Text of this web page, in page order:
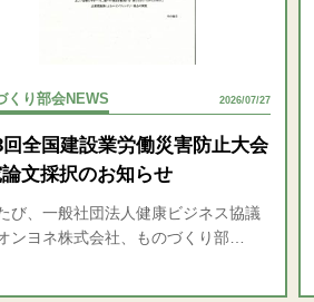
くり部会NEWS 2026/07/27
回全国建設業労働災害防止大会
文採択のお知らせ
び、一般社団法人健康ビジネス協議
ンヨネ株式会社、ものづくり部…